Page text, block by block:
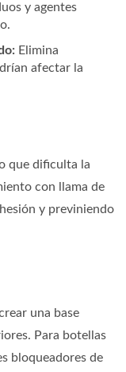
y agentes
Elimina
afectar la
que dificulta la
con llama de
y previniendo
una base
Para botellas
bloqueadores de